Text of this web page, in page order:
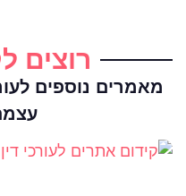
רוצים
מאמרים נוספים